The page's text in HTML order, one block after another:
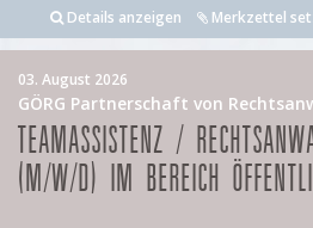
Details anzeigen Merkzettel
03. August 2026
GÖRG Partnerschaft von
TEAMASSISTENZ /
(M/W/D) IM BEREICH